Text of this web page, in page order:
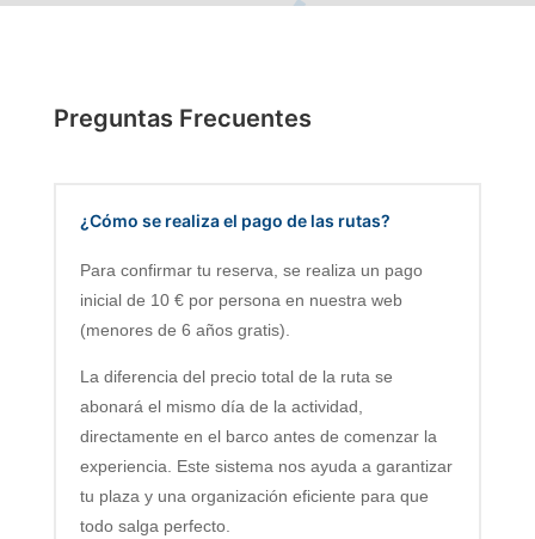
Preguntas Frecuentes
¿Cómo se realiza el pago de las rutas?
Para confirmar tu reserva, se realiza un pago
inicial de 10 € por persona en nuestra web
(menores de 6 años gratis).
La diferencia del precio total de la ruta se
abonará el mismo día de la actividad,
directamente en el barco antes de comenzar la
experiencia. Este sistema nos ayuda a garantizar
tu plaza y una organización eficiente para que
todo salga perfecto.